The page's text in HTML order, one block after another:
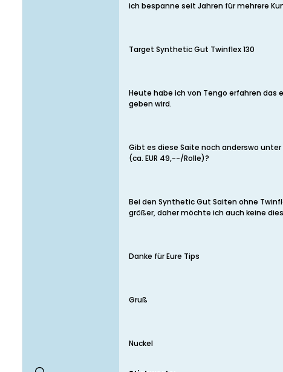
ich bespanne seit Jahren für mehrere
Target Synthetic Gut Twinflex 130
Heute habe ich von Tengo erfahren das
geben wird.
Gibt es diese Saite noch anderswo
(ca. EUR 49,--/Rolle)?
Bei den Synthetic Gut Saiten ohne
größer, daher möchte ich auch keine
Danke für Eure Tips
Gruß
Nuckel